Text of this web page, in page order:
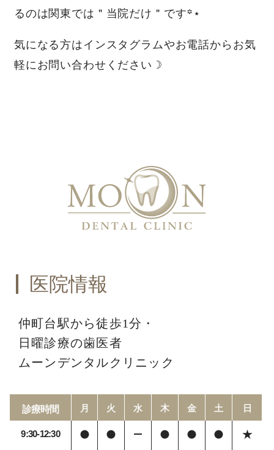
るのは関東では＂当院だけ＂です꙳⋆
気になる方はインスタグラムやお電話からお気
軽にお問い合わせください☽
医院情報
仲町台駅から徒歩1分・
日曜診療の歯医者
ムーンデンタルクリニック
診療時間 月 火 水 木 金 土 日
9:30-12:30